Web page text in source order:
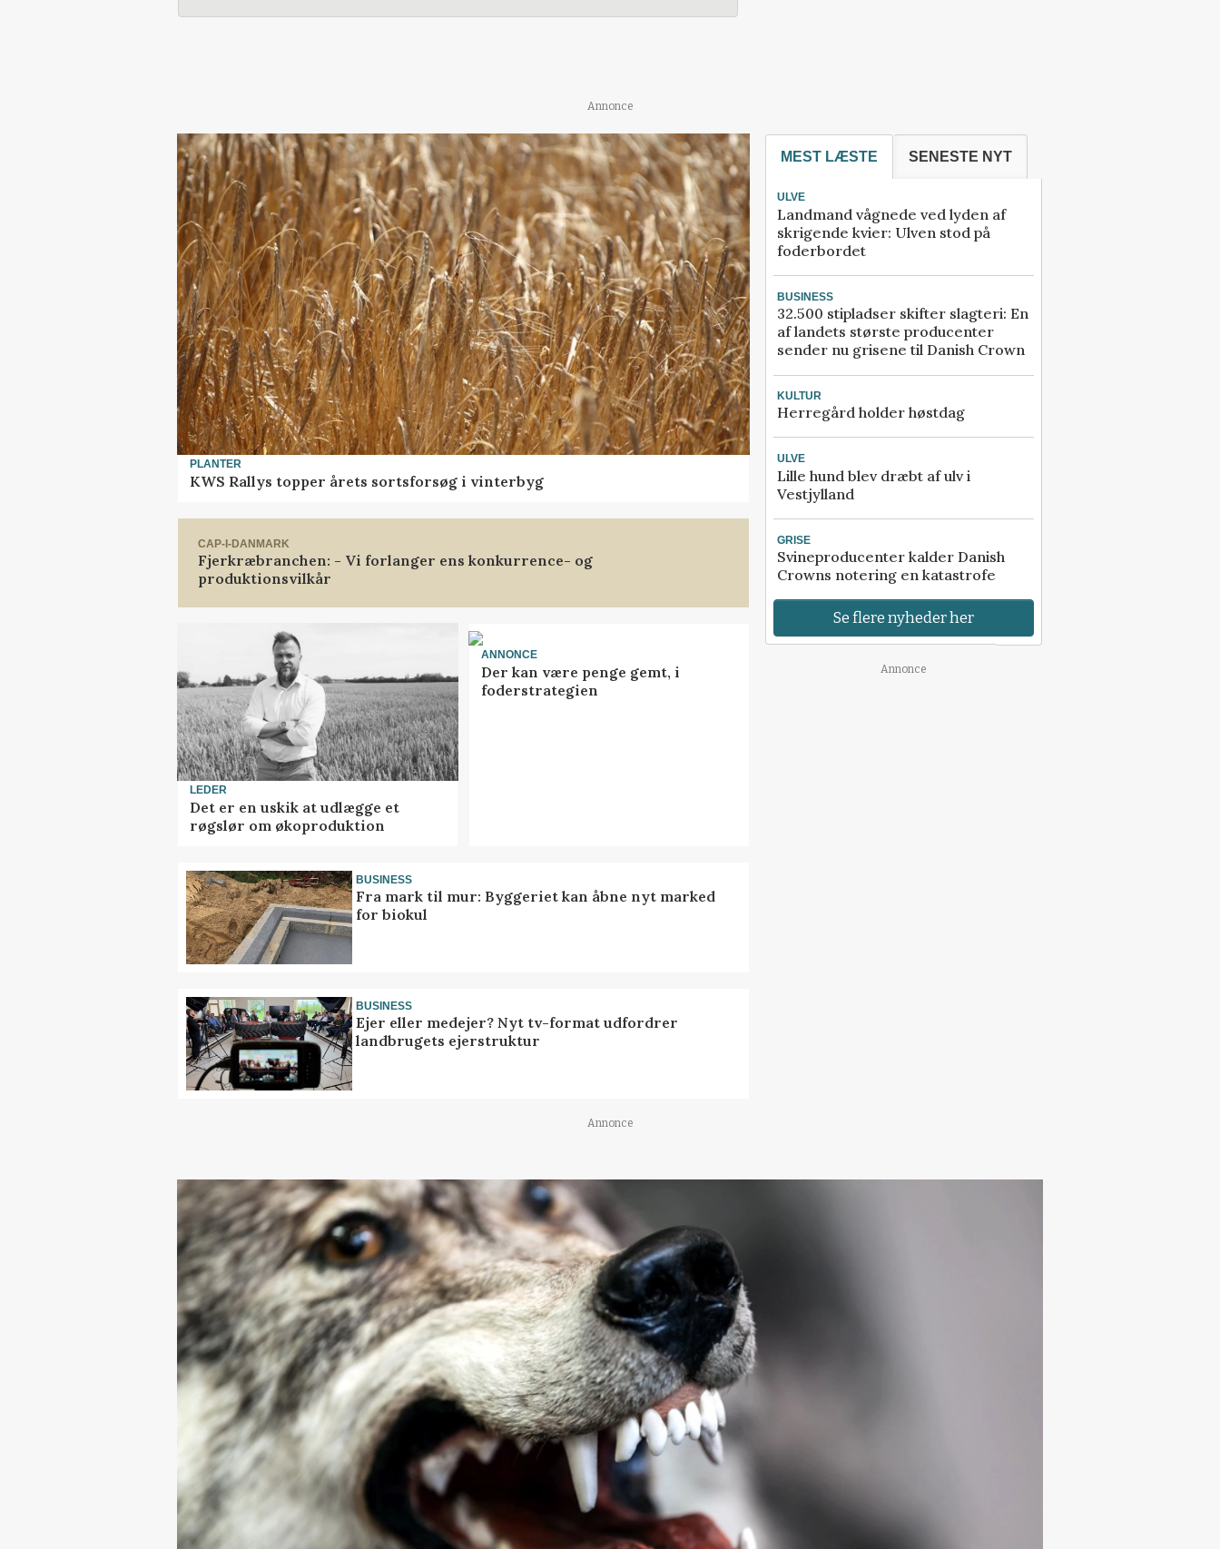
Annonce
PLANTER
KWS Rallys topper årets sortsforsøg i vinterbyg
CAP-I-DANMARK
Fjerkræbranchen: - Vi forlanger ens konkurrence- og
produktionsvilkår
LEDER
Det er en uskik at udlægge et
røgslør om økoproduktion
ANNONCE
Der kan være penge gemt, i
foderstrategien
BUSINESS
Fra mark til mur: Byggeriet kan åbne nyt marked
for biokul
BUSINESS
Ejer eller medejer? Nyt tv-format udfordrer
landbrugets ejerstruktur
MEST LÆSTE SENESTE NYT
ULVE
Landmand vågnede ved lyden af
skrigende kvier: Ulven stod på
foderbordet
BUSINESS
32.500 stipladser skifter slagteri: En
af landets største producenter
sender nu grisene til Danish Crown
KULTUR
Herregård holder høstdag
ULVE
Lille hund blev dræbt af ulv i
Vestjylland
GRISE
Svineproducenter kalder Danish
Crowns notering en katastrofe
Se flere nyheder her
Annonce
Annonce